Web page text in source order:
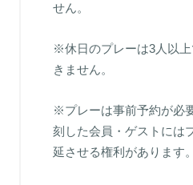
せん。
※休日のプレーは3人以
きません。
※プレーは事前予約が必
刻した会員・ゲストには
延させる権利があります。